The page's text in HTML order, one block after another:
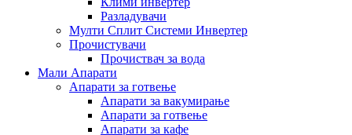
Разладувачи
Мулти Сплит Системи Инвертер
Прочистувачи
Прочиствач за вода
Мали Апарати
Апарати за готвење
Апарати за вакумирање
Апарати за готвење
Апарати за кафе